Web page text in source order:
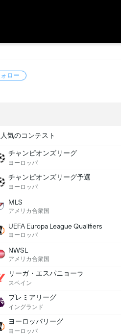
ロー
人気のコンテスト
チャンピオンズリーグ
ヨーロッパ
チャンピオンズリーグ予選
ヨーロッパ
MLS
アメリカ合衆国
UEFA Europa League Qualifiers
ヨーロッパ
NWSL
アメリカ合衆国
リーガ・エスパニョーラ
スペイン
プレミアリーグ
イングランド
ヨーロッパリーグ
ヨーロッパ